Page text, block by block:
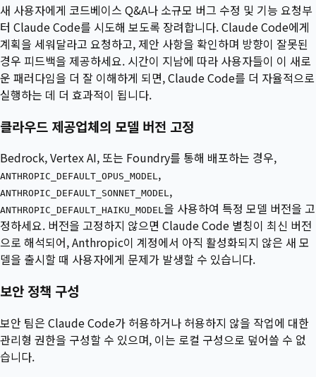
새 사용자에게 코드베이스 Q&A나 소규모 버그 수정 및 기능 요청부
터 Claude Code를 시도해 보도록 장려합니다. Claude Code에게
계획을 세워달라고 요청하고, 제안 사항을 확인하며 방향이 잘못된
경우 피드백을 제공하세요. 시간이 지남에 따라 사용자들이 이 새로
운 패러다임을 더 잘 이해하게 되면, Claude Code를 더 자율적으로
실행하는 데 더 효과적이 됩니다.
클라우드 제공업체의 모델 버전 고정
Bedrock, Vertex AI, 또는 Foundry를 통해 배포하는 경우,
ANTHROPIC_DEFAULT_OPUS_MODEL,
ANTHROPIC_DEFAULT_SONNET_MODEL,
ANTHROPIC_DEFAULT_HAIKU_MODEL을 사용하여 특정 모델 버전을 고
정하세요. 버전을 고정하지 않으면 Claude Code 별칭이 최신 버전
으로 해석되어, Anthropic이 계정에서 아직 활성화되지 않은 새 모
델을 출시할 때 사용자에게 문제가 발생할 수 있습니다.
보안 정책 구성
보안 팀은 Claude Code가 허용하거나 허용하지 않을 작업에 대한
관리형 권한을 구성할 수 있으며, 이는 로컬 구성으로 덮어쓸 수 없
습니다.